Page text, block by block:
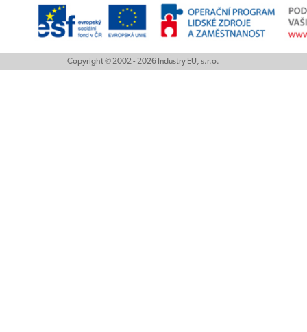
Copyright © 2002 - 2026 Industry EU, s.r.o.